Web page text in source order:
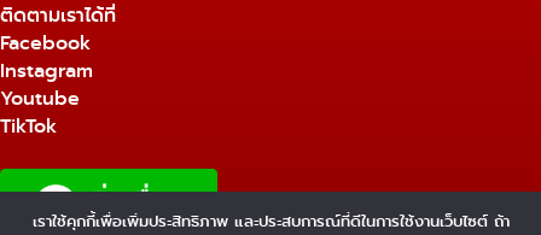
ติดตามเราได้ที่
Facebook
Instagram
Youtube
TikTok
เราใช้คุกกี้เพื่อเพิ่มประสิทธิภาพ และประสบการณ์ที่ดีในการใช้งานเว็บไซต์ ถ้า
1